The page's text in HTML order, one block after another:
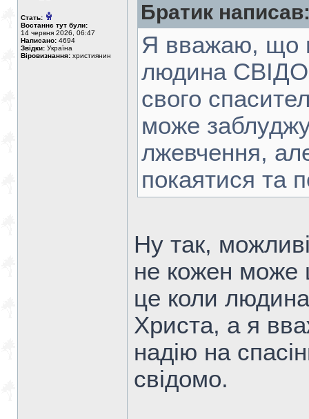
Стать:
Востаннє тут були:
14 червня 2026, 06:47
Написано: 4694
Звідки: Україна
Віровизнання: християнин
Братик
Я вважаю, що
людина
свого
може
лжевчення,
покаятися та
Ну так,
не кожен може
це коли
Христа, а я
надію на
свідомо.